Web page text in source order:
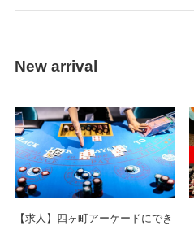
New arrival
【求人】四ヶ町アーケードにでき